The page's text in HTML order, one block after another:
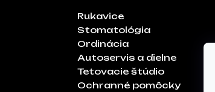
Rukavice
Stomatológia
Ordinácia
Autoservis a dielne
Tetovacie štúdio
Ochranné pomôcky